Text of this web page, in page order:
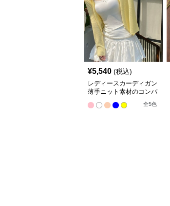
¥5,540 (税込)
レディースカーディガン
薄手ニット素材のコンパ
全5色